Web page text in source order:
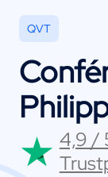
QVT
4,9 /